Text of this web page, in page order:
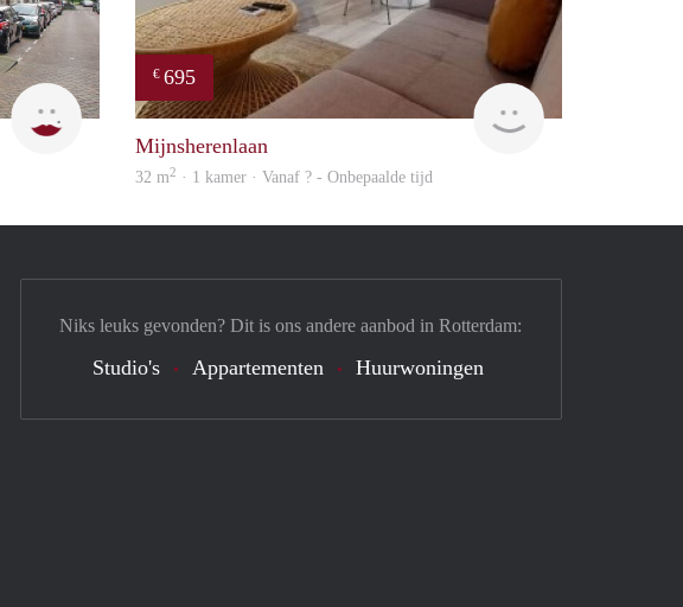
Mieke
€ 695
Mijnsherenlaan
32 m2 · 1 kamer · Vanaf ? - Onbepaalde tijd
Niks leuks gevonden? Dit is ons andere aanbod in Rotterdam:
Studio's Appartementen Huurwoningen